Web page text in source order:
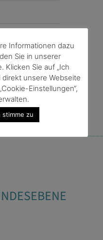
Informationen dazu
Sie in unserer
Klicken Sie auf „Ich
unsere Webseite
Einstellungen“,
stimme zu